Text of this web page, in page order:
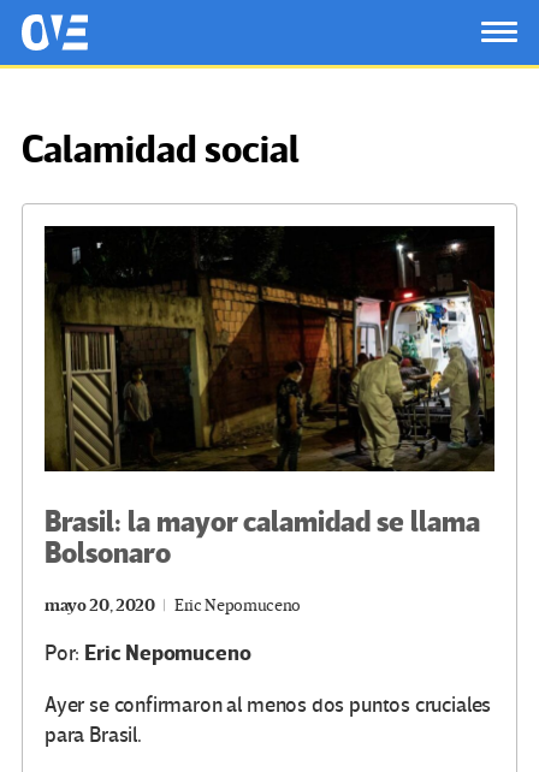
Saltar al contenido principal
OtrasVocesenEducacion.org
Calamidad social
Brasil: la mayor calamidad se llama
Bolsonaro
mayo 20, 2020 Eric Nepomuceno
Por: Eric Nepomuceno
Ayer se confirmaron al menos dos puntos cruciales
para Brasil.